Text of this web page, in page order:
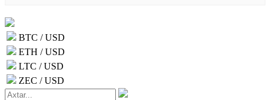
BTC / USD
ETH / USD
LTC / USD
ZEC / USD